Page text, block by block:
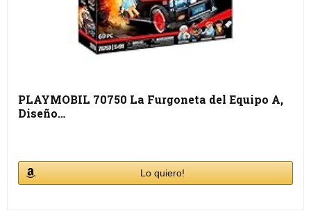
PLAYMOBIL 70750 La Furgoneta del Equipo A,
Diseño…
Lo quiero!